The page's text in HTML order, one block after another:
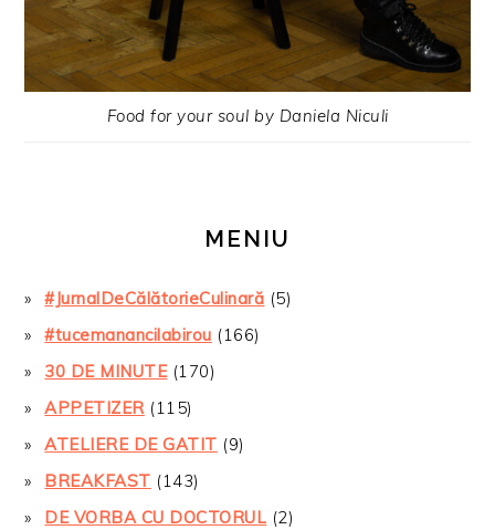
Food for your soul by Daniela Niculi
MENIU
#JurnalDeCălătorieCulinară (5)
#tucemanancilabirou (166)
30 DE MINUTE(170)
APPETIZER(115)
ATELIERE DE GATIT (9)
BREAKFAST (143)
DE VORBA CU DOCTORUL (2)